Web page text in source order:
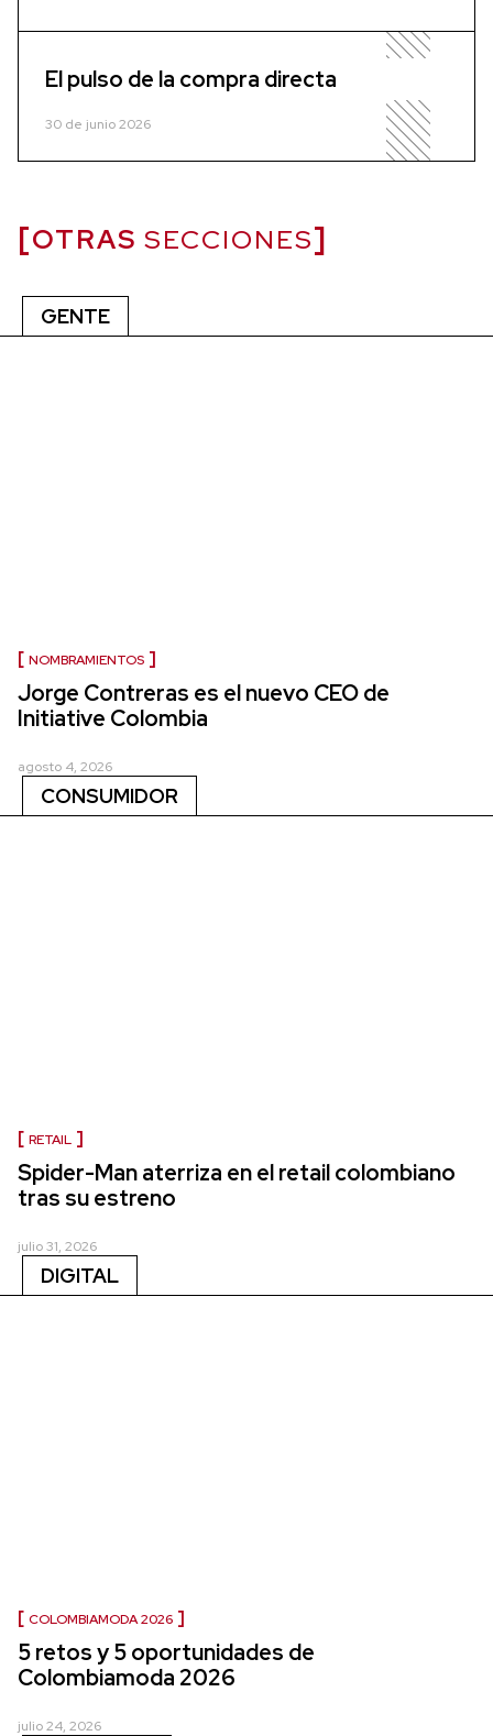
El pulso de la compra directa
30 de junio 2026
OTRAS SECCIONES
GENTE
NOMBRAMIENTOS
Jorge Contreras es el nuevo CEO de
Initiative Colombia
agosto 4, 2026
CONSUMIDOR
RETAIL
Spider-Man aterriza en el retail colombiano
tras su estreno
julio 31, 2026
DIGITAL
COLOMBIAMODA 2026
5 retos y 5 oportunidades de
Colombiamoda 2026
julio 24, 2026